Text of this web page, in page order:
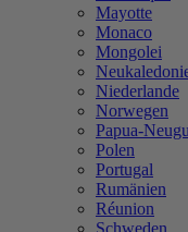
Mayotte
Monaco
Mongolei
Niederlande
Norwegen
Papua-
Polen
Portugal
Rumänien
Réunion
Schweden